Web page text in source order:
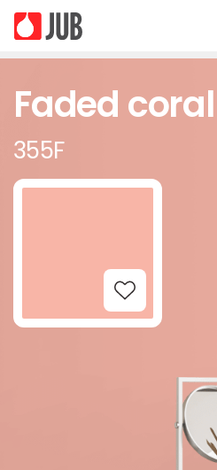
Faded coral
355F
Add to Wishlist